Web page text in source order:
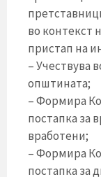
во контекст
пристап на
– Учествува
општината;
– Формира
постапка за
вработени;
– Формира
постапка за